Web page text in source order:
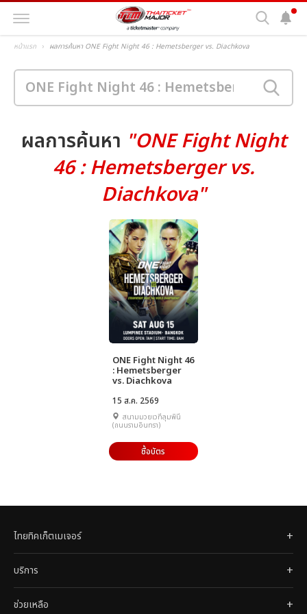
หน้าแรก ผลการค้นหา ONE Fight Night 46 : Hemetsberger vs. Diachkova
ผลการค้นหา "ONE Fight Night
46 : Hemetsberger vs.
Diachkova"
ONE Fight Night 46
: Hemetsberger
vs. Diachkova
15 ส.ค. 2569
สนามมวยเวทีลุมพินี
(ถนนรามอินทรา)
ซื้อบัตร
ไทยทิคเก็ตเมเจอร์
บริการ
ช่วยเหลือ